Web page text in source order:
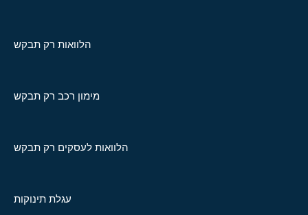
הלוואות רק תבקש
מימון רכב רק תבקש
הלוואות לעסקים רק תבקש
עגלת תינוקות